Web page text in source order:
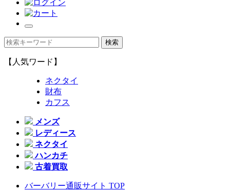
【人気ワード】
ネクタイ
財布
カフス
メンズ
レディース
ネクタイ
ハンカチ
古着買取
バーバリー通販サイト TOP